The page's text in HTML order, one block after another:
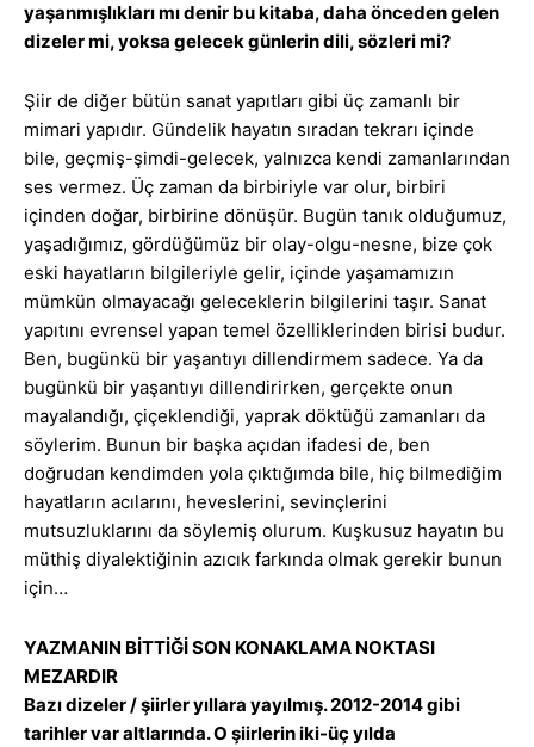
yaşanmışlıkları mı denir bu kitaba, daha önceden gelen
dizeler mi, yoksa gelecek günlerin dili, sözleri mi?
Şiir de diğer bütün sanat yapıtları gibi üç zamanlı bir
mimari yapıdır. Gündelik hayatın sıradan tekrarı içinde
bile, geçmiş-şimdi-gelecek, yalnızca kendi zamanlarından
ses vermez. Üç zaman da birbiriyle var olur, birbiri
içinden doğar, birbirine dönüşür. Bugün tanık olduğumuz,
yaşadığımız, gördüğümüz bir olay-olgu-nesne, bize çok
eski hayatların bilgileriyle gelir, içinde yaşamamızın
mümkün olmayacağı geleceklerin bilgilerini taşır. Sanat
yapıtını evrensel yapan temel özelliklerinden birisi budur.
Ben, bugünkü bir yaşantıyı dillendirmem sadece. Ya da
bugünkü bir yaşantıyı dillendirirken, gerçekte onun
mayalandığı, çiçeklendiği, yaprak döktüğü zamanları da
söylerim. Bunun bir başka açıdan ifadesi de, ben
doğrudan kendimden yola çıktığımda bile, hiç bilmediğim
hayatların acılarını, heveslerini, sevinçlerini
mutsuzluklarını da söylemiş olurum. Kuşkusuz hayatın bu
müthiş diyalektiğinin azıcık farkında olmak gerekir bunun
için…
YAZMANIN BİTTİĞİ SON KONAKLAMA NOKTASI
MEZARDIR
Bazı dizeler / şiirler yıllara yayılmış. 2012-2014 gibi
tarihler var altlarında. O şiirlerin iki-üç yılda